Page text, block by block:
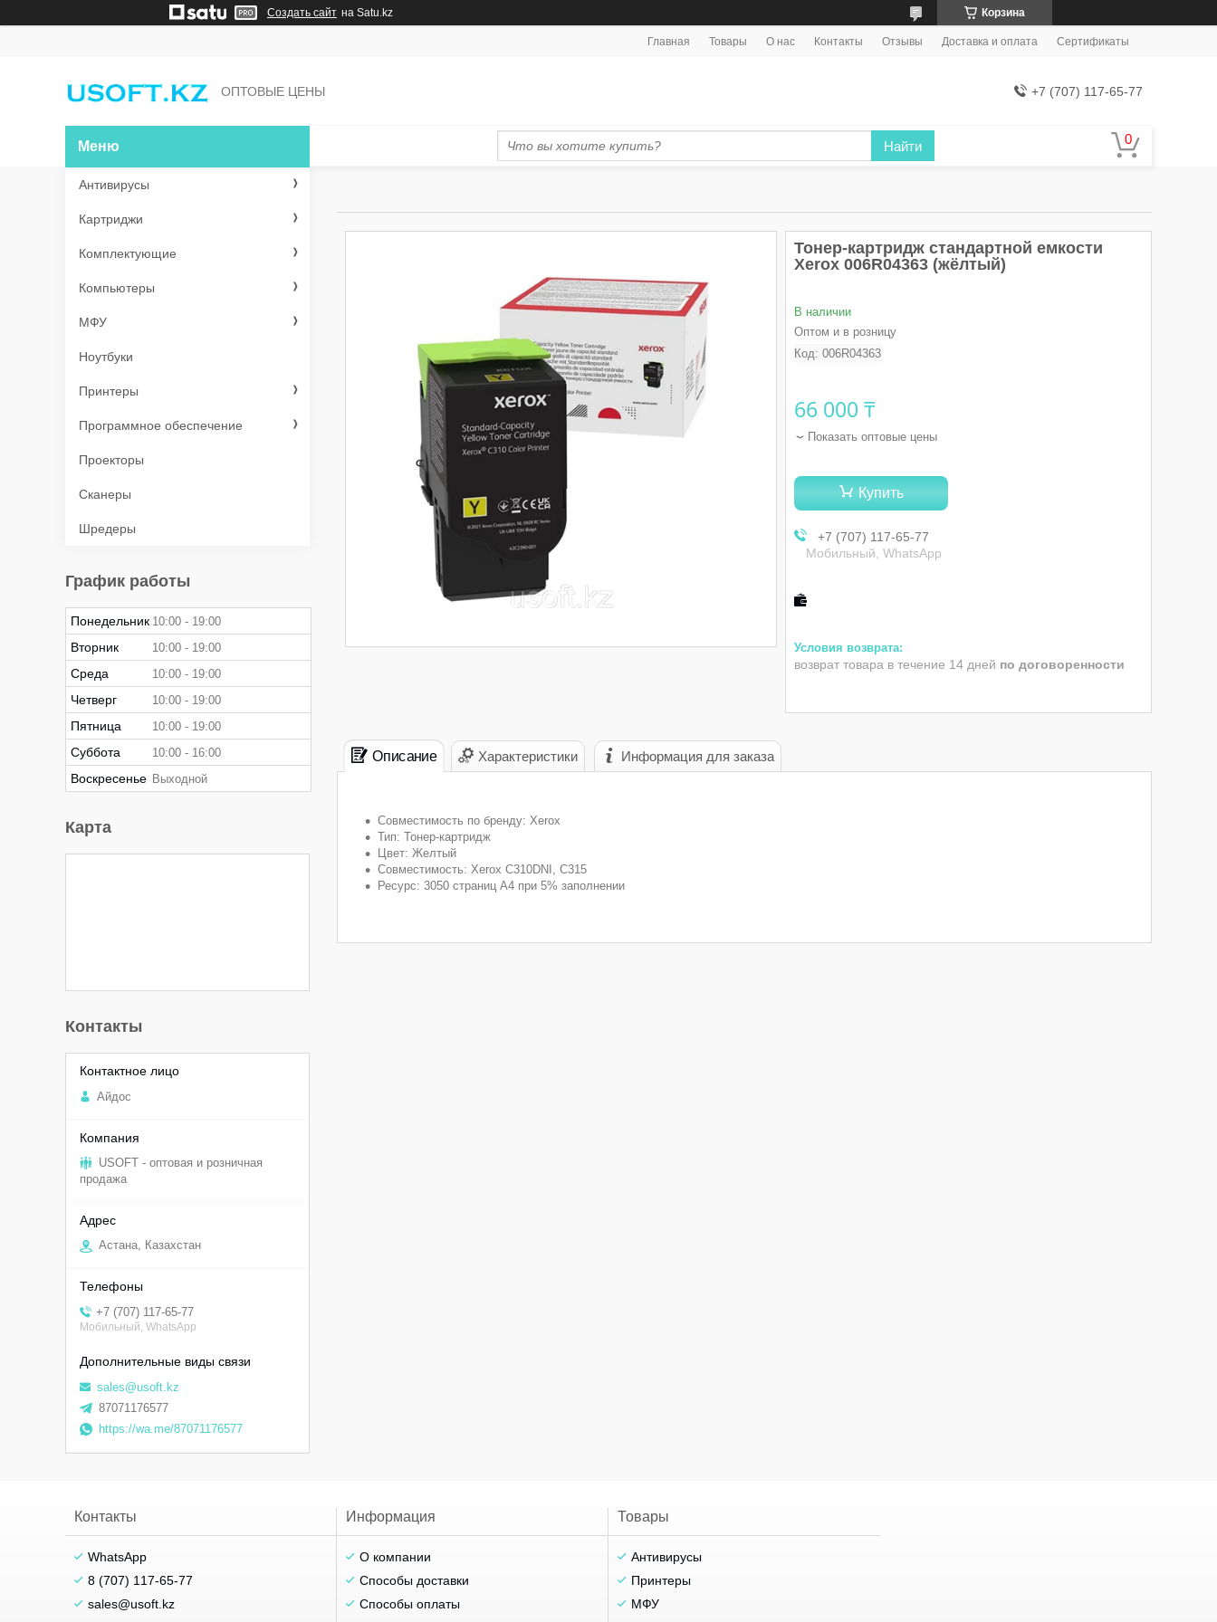
Создать сайт на Satu.kz Корзина
Главная Товары О нас Контакты Отзывы Доставка и оплата Сертификаты
ОПТОВЫЕ ЦЕНЫ +7 (707) 117-65-77
Найти
Тонер-картридж стандартной емкости
Xerox 006R04363 (жёлтый)
В наличии
Оптом и в розницу
Код: 006R04363
66 000 ₸
Показать оптовые цены
Купить
+7 (707) 117-65-77
Мобильный, WhatsApp
возврат товара в течение 14 дней по договоренности
Описание Характеристики Информация для заказа
Совместимость по бренду: Xerox
Тип: Тонер-картридж
Цвет: Желтый
Совместимость: Xerox C310DNI, C315
Ресурс: 3050 страниц А4 при 5% заполнении
Антивирусы
Картриджи
Комплектующие
Компьютеры
МФУ
Ноутбуки
Принтеры
Программное обеспечение
Проекторы
Сканеры
Шредеры
График работы
Понедельник 10:00 19:00
Вторник 10:00 19:00
Среда 10:00 19:00
Четверг 10:00 19:00
Пятница 10:00 19:00
Суббота 10:00 16:00
Воскресенье Выходной
Карта
Контакты
Aйдоc
USOFT - оптовая и розничная
продажа
Астана, Казахстан
+7 (707) 117-65-77
Мобильный, WhatsApp
sales@usoft.kz
87071176577
https://wa.me/87071176577
Контакты
WhatsApp
8 (707) 117-65-77
sales@usoft.kz
Информация
О компании
Способы доставки
Способы оплаты
Товары
Антивирусы
Принтеры
МФУ